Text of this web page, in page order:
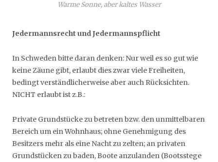
Warme Sonne, aber kaltes Wasser
Jedermannsrecht und Jedermannspflicht
In Schweden bitte daran denken: Nur weil es so gut wie
keine Zäune gibt, erlaubt dies zwar viele Freiheiten,
bedingt verständlicherweise aber auch Rücksichten.
NICHT erlaubt ist z.B.:
Private Grundstücke zu betreten bzw. den unmittelbaren
Bereich um ein Wohnhaus; ohne Genehmigung des
Besitzers mehr als eine Nacht zu zelten; an privaten
Grundstücken zu baden, Boote anzulanden (Bootsstege